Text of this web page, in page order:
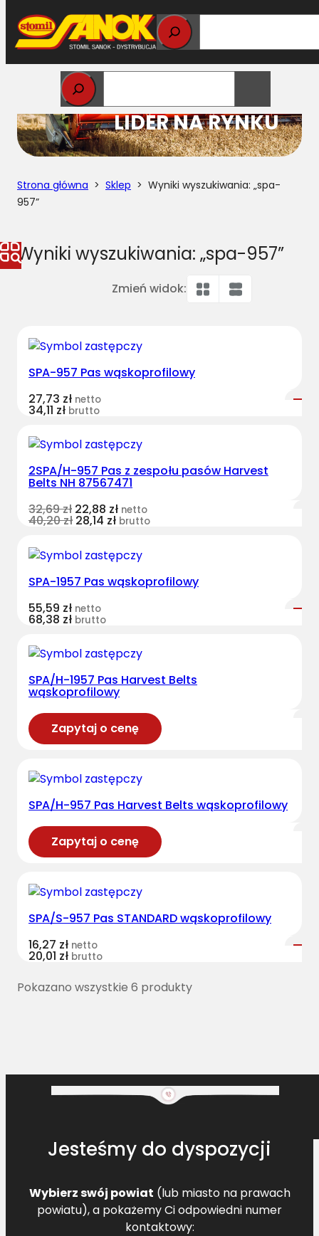
Przejdź
do
treści
STOMIL
LIDER NA RYNKU
Strona główna > Sklep > Wyniki wyszukiwania: „spa-
957”
Wyniki wyszukiwania: „spa-957”
Zmień widok:
SPA-957 Pas wąskoprofilowy
27,73 zł netto
34,11 zł brutto
2SPA/H-957 Pas z zespołu pasów Harvest
Belts NH 87567471
32,69zł 22,88 zł netto
40,20zł 28,14 zł brutto
SPA-1957 Pas wąskoprofilowy
55,59 zł netto
68,38 zł brutto
SPA/H-1957 Pas Harvest Belts
wąskoprofilowy
Zapytaj o cenę
SPA/H-957 Pas Harvest Belts wąskoprofilowy
Zapytaj o cenę
SPA/S-957 Pas STANDARD wąskoprofilowy
16,27 zł netto
20,01 zł brutto
Pokazano wszystkie 6 produkty
Jesteśmy do dyspozycji
Wybierz swój powiat (lub miasto na prawach
powiatu), a pokażemy Ci odpowiedni numer
kontaktowy: